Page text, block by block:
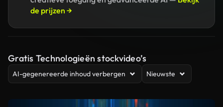
de prijzen →
Gratis Technologieën stockvideo’s
AI-gegenereerde inhoud verbergen Nieuwste